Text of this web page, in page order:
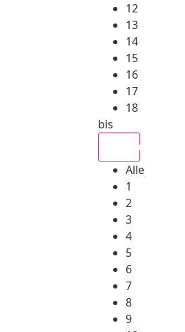
12
13
14
15
16
17
18
bis
Alle
1
2
3
4
5
6
7
8
9